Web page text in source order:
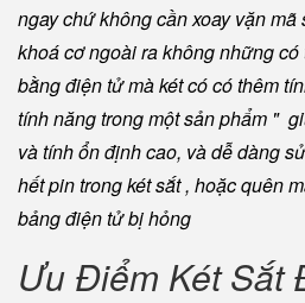
ngay chứ không cần xoay vặn
khoá cơ ngoài ra không những
bằng điện tử mà két có có thêm
tính năng trong một sản phẩm "
và tính ổn định cao, và dễ dàng
hết pin trong két sắt , hoặc quên
bảng điện tử bị hỏng
Ưu Điểm Két Sắt